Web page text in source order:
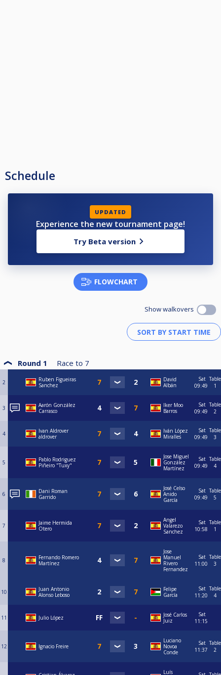
Schedule
UPDATED
Experience the new tournament page!
Try Beta version
FLOWCHART
Show walkovers
Round 1 Race to 7
2
Ruben Figueiras
Sanchez
David
Albán
Sat
09:49
Table
1
3
Aarón González
Carrasco
Iker Moo
Barros
Sat
09:49
Table
2
4
Ivan Aldrover
aldrover
Iván López
Miralles
Sat
09:49
Table
3
5
Pablo Rodriguez
Piñeiro "Tuxy"
Jose Miguel
González
Martínez
Sat
09:49
Table
4
6
Dani Roman
Garrido
José Celso
Anido
García
Sat
09:49
Table
5
7
Jaime Hermida
Otero
Angel
Valarezo
Sanchez
Sat
10:58
Table
1
8
Fernando Romero
Martínez
Jose
Manuel
Rivero
Fernandez
Sat
11:00
Table
3
10
Juan Antonio
Alonso Leboso
Felipe
García
Sat
11:20
Table
4
11 Julio López
José Carlos
Juiz
Sat
11:15
12 Ignacio Freire
Luciano
Novoa
Conde
Sat
11:37
Table
2
Luís